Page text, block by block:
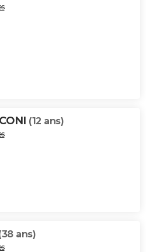
(12 ans)
ans)